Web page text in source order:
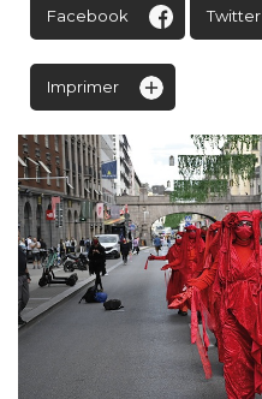
Facebook Twitter
Imprimer